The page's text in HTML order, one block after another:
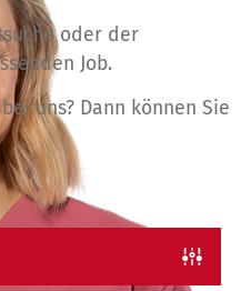
oder der
Job.
uns? Dann können Sie